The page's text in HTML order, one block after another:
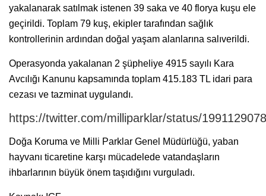
yakalanarak satılmak istenen 39 saka ve 40 florya kuşu ele
geçirildi. Toplam 79 kuş, ekipler tarafından sağlık
kontrollerinin ardından doğal yaşam alanlarına salıverildi.
Operasyonda yakalanan 2 şüpheliye 4915 sayılı Kara
Avcılığı Kanunu kapsamında toplam 415.183 TL idari para
cezası ve tazminat uygulandı.
https://twitter.com/milliparklar/status/
Doğa Koruma ve Milli Parklar Genel Müdürlüğü, yaban
hayvanı ticaretine karşı mücadelede vatandaşların
ihbarlarının büyük önem taşıdığını vurguladı.